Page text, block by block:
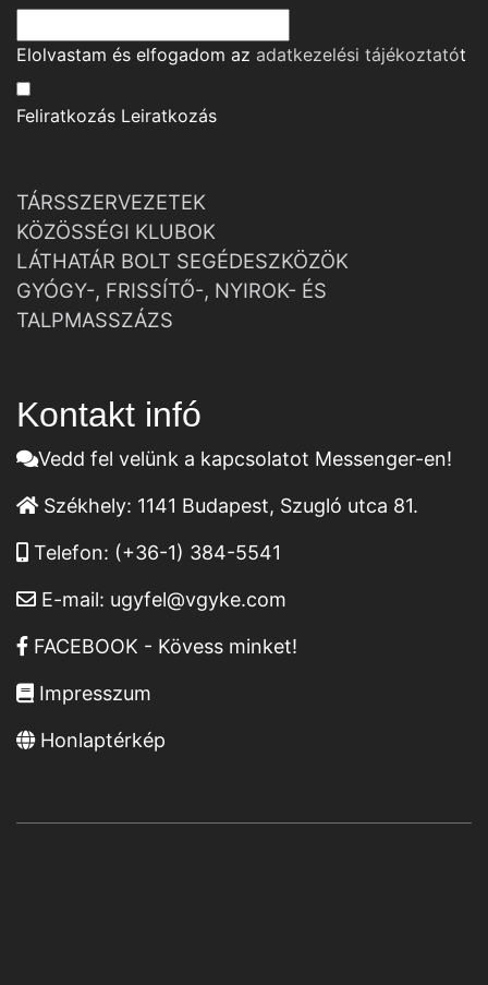
Elolvastam és elfogadom az adatkezelési tájékoztatót
Feliratkozás Leiratkozás
TÁRSSZERVEZETEK
KÖZÖSSÉGI KLUBOK
LÁTHATÁR BOLT SEGÉDESZKÖZÖK
GYÓGY-, FRISSÍTŐ-, NYIROK- ÉS
TALPMASSZÁZS
Kontakt infó
Vedd fel velünk a kapcsolatot Messenger-en!
Székhely: 1141 Budapest, Szugló utca 81.
Telefon: (+36-1) 384-5541
E-mail: ugyfel@vgyke.com
FACEBOOK - Kövess minket!
Impresszum
Honlaptérkép